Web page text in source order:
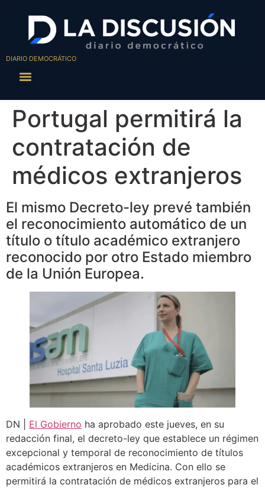
DIARIO DEMOCRÁTICO
Portugal permitirá la
contratación de
médicos extranjeros
El mismo Decreto-ley prevé también
el reconocimiento automático de un
título o título académico extranjero
reconocido por otro Estado miembro
de la Unión Europea.
DN | El Gobierno ha aprobado este jueves, en su
redacción final, el decreto-ley que establece un régimen
excepcional y temporal de reconocimiento de títulos
académicos extranjeros en Medicina. Con ello se
permitirá la contratación de médicos extranjeros para el